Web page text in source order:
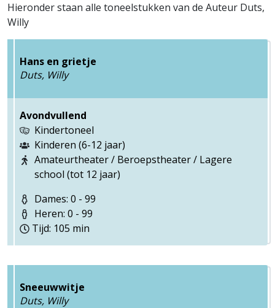
Hieronder staan alle toneelstukken van de Auteur Duts,
Willy
Hans en grietje
Duts, Willy
Avondvullend
Kindertoneel
Kinderen (6-12 jaar)
Amateurtheater / Beroepstheater / Lagere
school (tot 12 jaar)
Dames: 0 - 99
Heren: 0 - 99
Tijd: 105 min
Sneeuwwitje
Duts, Willy